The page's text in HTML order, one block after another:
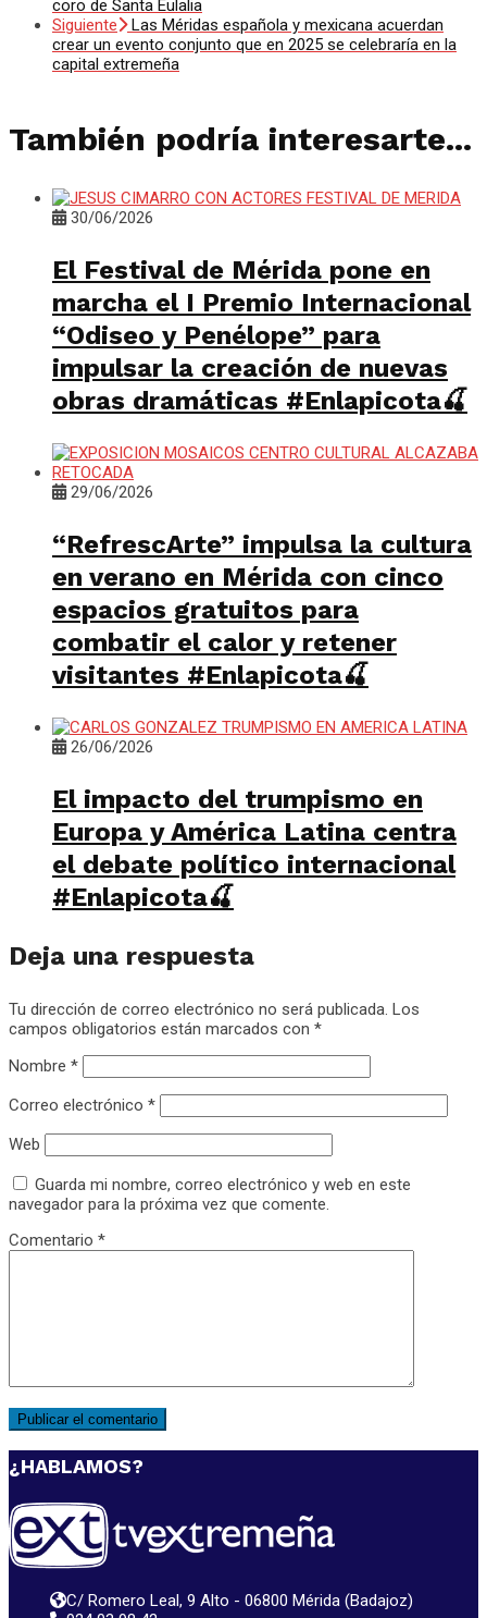
coro de Santa Eulalia
Siguiente
Las Méridas española y mexicana acuerdan
crear un evento conjunto que en 2025 se celebraría en la
capital extremeña
También podría interesarte...
30/06/2026
El Festival de Mérida pone en
marcha el I Premio Internacional
“Odiseo y Penélope” para
impulsar la creación de nuevas
obras dramáticas #Enlapicota🍒
29/06/2026
“RefrescArte” impulsa la cultura
en verano en Mérida con cinco
espacios gratuitos para
combatir el calor y retener
visitantes #Enlapicota🍒
26/06/2026
El impacto del trumpismo en
Europa y América Latina centra
el debate político internacional
#Enlapicota🍒
Deja una respuesta
Tu dirección de correo electrónico no será publicada. Los
campos obligatorios están marcados con *
Nombre *
Correo electrónico *
Web
Guarda mi nombre, correo electrónico y web en este
navegador para la próxima vez que comente.
Comentario *
¿HABLAMOS?
C/ Romero Leal, 9 Alto - 06800 Mérida (Badajoz)